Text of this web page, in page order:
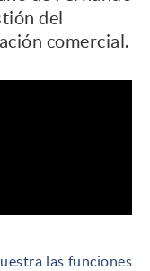
del
comercial.
las funciones